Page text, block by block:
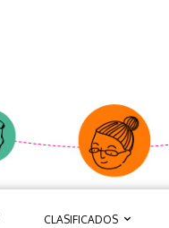
CLASIFICADOS